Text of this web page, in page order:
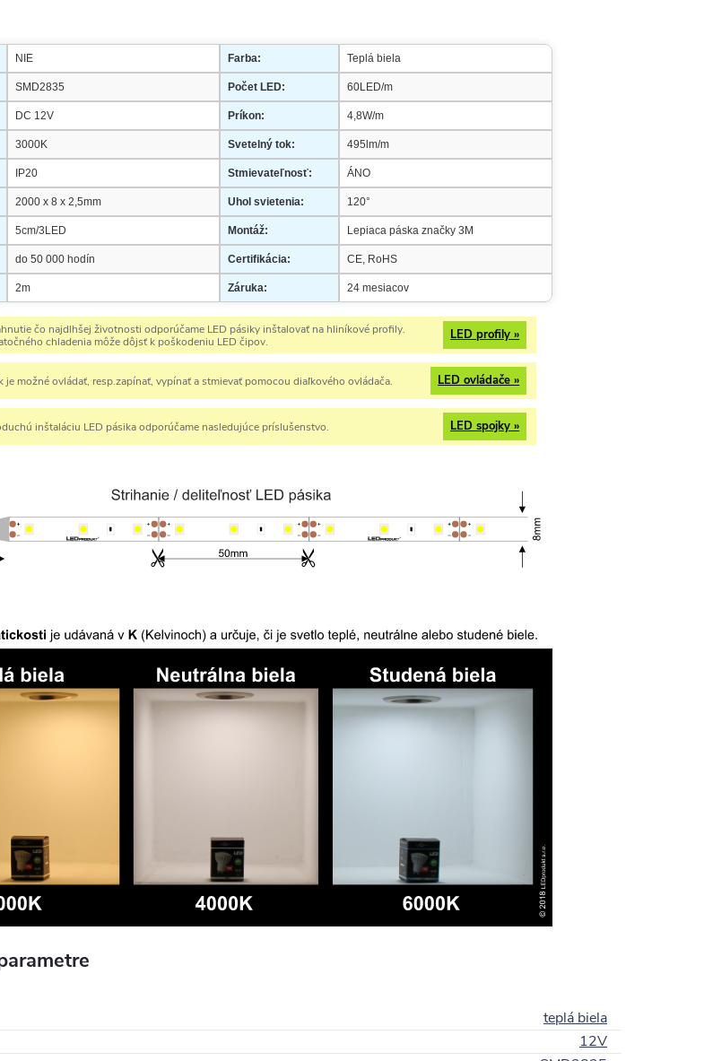
NIE Farba: Teplá biela
SMD2835 Počet LED: 60LED/m
DC 12V Príkon: 4,8W/m
3000K Svetelný tok: 495lm/m
IP20 Stmievateľnosť: ÁNO
2000 x 8 x 2,5mm Uhol svietenia: 120°
5cm/3LED Montáž: Lepiaca páska značky 3M
do 50 000 hodín Certifikácia: CE, RoHS
2m Záruka: 24 mesiacov
čo najdlhšej životnosti odporúčame LED pásiky inštalovať na hliníkové profily.
chladenia môže dôjsť k poškodeniu LED čipov.
LED profily »
je možné ovládať, resp.zapínať, vypínať a stmievať pomocou diaľkového ovládača. LED ovládače »
inštaláciu LED pásika odporúčame nasledujúce príslušenstvo. LED spojky »
teplá biela
12V